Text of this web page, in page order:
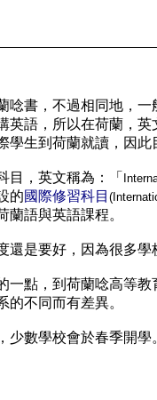
書，不過相同地，
英語，所以在荷蘭， 英
生到荷蘭就讀，因此
目，英文稱為：「
的國際修習科目
語與英語課程。
是要好，因為很多學
一點，到荷蘭唸高等
不同而有差異。
數學校會於春季開